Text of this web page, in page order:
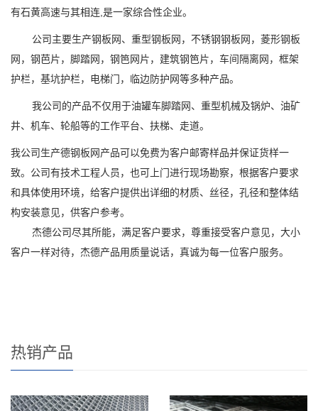
有石黄高速与其相连,是一家综合性企业。
公司主要生产钢板网、重型钢板网，不锈钢钢板网，菱形钢板
网，钢芭片，脚踏网，钢笆网片，建筑钢笆片，车间隔离网，框架
护栏，基坑护栏，电梯门，临边防护网等多种产品。
我公司的产品不仅用于油罐车脚踏网、重型机械及锅炉、油矿
井、机车、轮船等的工作平台、扶梯、走道。
我公司生产德钢板网产品可以免费为客户邮寄样品并保证货样一
致。公司有技术工程人员，也可上门进行现场勘察，根据客户要求
和具体使用环境，给客户提供出详细的材质、丝径，孔径和整体结
构安装意见，供客户参考。
杰德公司尽其所能，满足客户要求，尊重接受客户意见，大小
客户一样对待，杰德产品用质量说话，真诚为每一位客户服务。
热销产品